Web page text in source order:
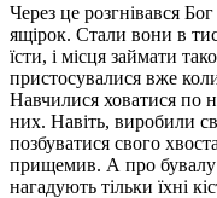
Через це розгнівався
ящірок. Стали вони в
їсти, і місця займати
пристосувалися вже
Навчилися ховатися по
них. Навіть, виробили
позбуватися свого
прищемив. А про бувалу
нагадують тільки їхні